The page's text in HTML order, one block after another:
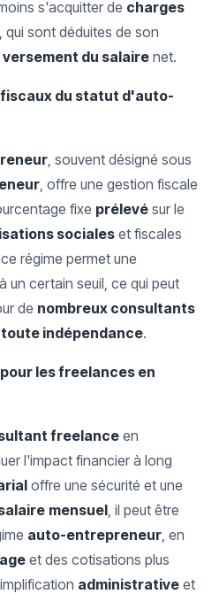
s'acquitter de charges
, qui sont déduites de son
versement du salaire net.
du statut d'auto-
, souvent désigné sous
, offre une gestion fiscale
fixe prélevé sur le
sociales et fiscales
régime permet une
un certain seuil, ce qui peut
de nombreux consultants
indépendance.
les freelances en
freelance en
l'impact financier à long
offre une sécurité et une
mensuel, il peut être
auto-entrepreneur, en
et des cotisations plus
administrative et